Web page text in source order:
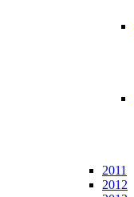
2011
2012